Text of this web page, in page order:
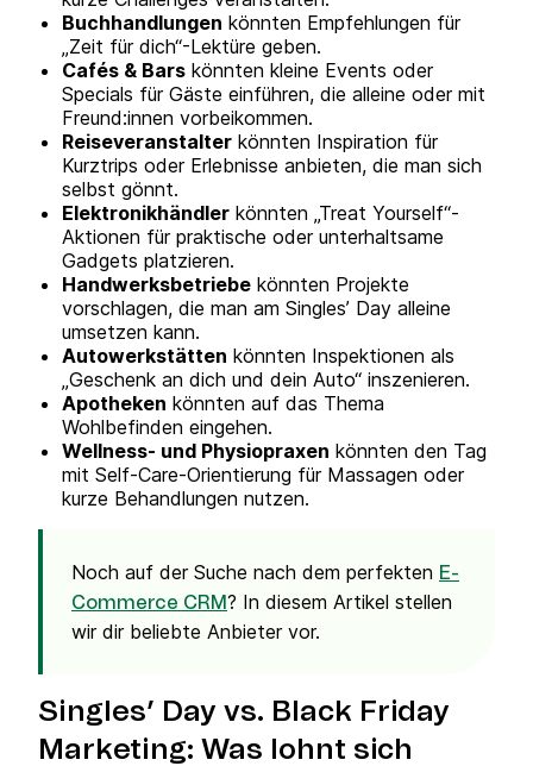
Buchhandlungen könnten Empfehlungen für
„Zeit für dich“-Lektüre geben.
Cafés & Bars könnten kleine Events oder
Specials für Gäste einführen, die alleine oder mit
Freund:innen vorbeikommen.
Reiseveranstalter könnten Inspiration für
Kurztrips oder Erlebnisse anbieten, die man sich
selbst gönnt.
Elektronikhändler könnten „Treat Yourself“-
Aktionen für praktische oder unterhaltsame
Gadgets platzieren.
Handwerksbetriebe könnten Projekte
vorschlagen, die man am Singles’ Day alleine
umsetzen kann.
Autowerkstätten könnten Inspektionen als
„Geschenk an dich und dein Auto“ inszenieren.
Apotheken könnten auf das Thema
Wohlbefinden eingehen.
Wellness- und Physiopraxen könnten den Tag
mit Self-Care-Orientierung für Massagen oder
kurze Behandlungen nutzen.
Noch auf der Suche nach dem perfekten E-
Commerce CRM? In diesem Artikel stellen
wir dir beliebte Anbieter vor.
Singles’ Day vs. Black Friday
Marketing: Was lohnt sich